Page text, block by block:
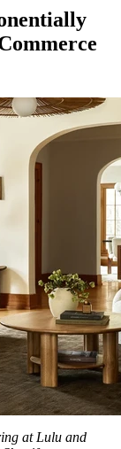
at Lulu and